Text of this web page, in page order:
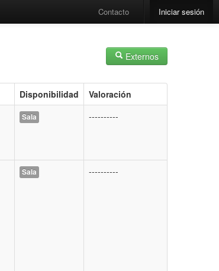
Contacto Iniciar sesión
Externos
Disponibilidad Valoración
Sala ----------
Sala ----------